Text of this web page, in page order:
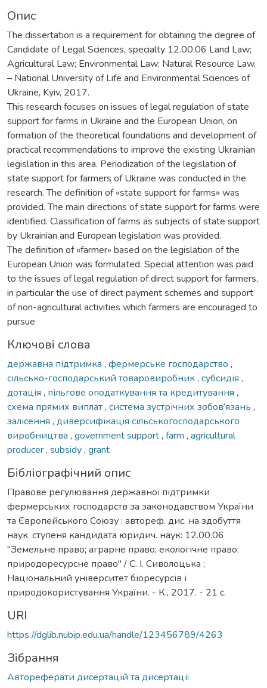
Опис
The dissertation is a requirement for obtaining the degree of
Candidate of Legal Sciences, specialty 12.00.06 Land Law;
Agricultural Law; Environmental Law; Natural Resource Law.
– National University of Life and Environmental Sciences of
Ukraine, Kyiv, 2017.
This research focuses on issues of legal regulation of state
support for farms in Ukraine and the European Union, on
formation of the theoretical foundations and development of
practical recommendations to improve the existing Ukrainian
legislation in this area. Periodization of the legislation of
state support for farmers of Ukraine was conducted in the
research. The definition of «state support for farms» was
provided. The main directions of state support for farms were
identified. Classification of farms as subjects of state support
by Ukrainian and European legislation was provided.
The definition of «farmer» based on the legislation of the
European Union was formulated. Special attention was paid
to the issues of legal regulation of direct support for farmers,
in particular the use of direct payment schemes and support
of non-agricultural activities which farmers are encouraged to
pursue
Ключові слова
державна підтримка , фермерське господарство ,
сільсько-господарський товаровиробник, субсидія ,
дотація , пільгове оподаткування та кредитування ,
схема прямих виплат, система зустрічних зобов’язань ,
залісення , диверсифікація сільськогосподарського
виробництва , government support, farm , agricultural
producer, subsidy, grant
Бібліографічний опис
Правове регулювання державної підтримки
фермерських господарств за законодавством України
та Європейського Союзу : автореф. дис. на здобуття
наук. ступеня кандидата юридич. наук: 12.00.06
"Земельне право; аграрне право; екологічне право;
природоресурсне право" / С. І. Сиволоцька ;
Національний університет біоресурсів і
природокористування України. - К., 2017. - 21 с.
URI
https://dglib.nubip.edu.ua/handle/123456789/4263
Зібрання
Автореферати дисертацій та дисертації